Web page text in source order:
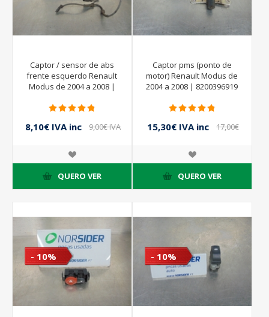
Captor / sensor de abs
frente esquerdo Renault
Modus de 2004 a 2008 |
8,10€ IVA inc
9,00€ IVA
QUERO VER
Captor pms (ponto de
motor) Renault Modus de
2004 a 2008 | 8200396919
15,30€ IVA inc
17,00€
QUERO VER
- 10% - 10%